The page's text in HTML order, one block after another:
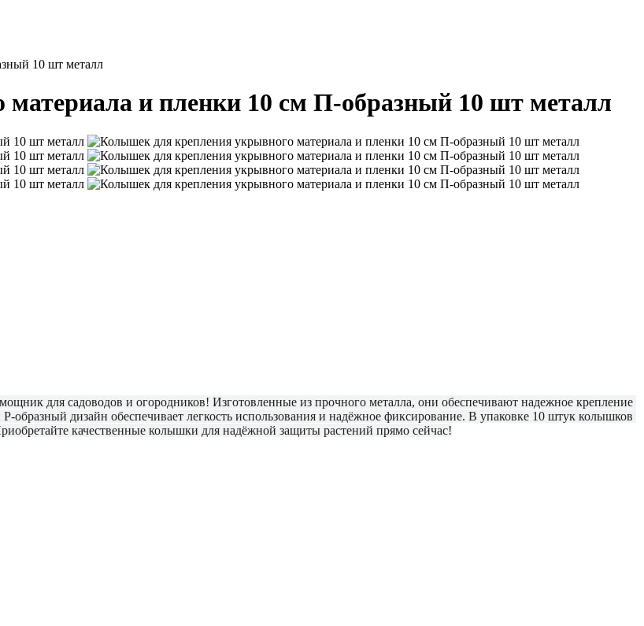
10 шт металл
и пленки 10 см П-образный 10 шт металл
для садоводов и огородников! Изготовленные из прочного металла, они обеспечивают надежное крепление
дизайн обеспечивает легкость использования и надёжное фиксирование. В упаковке 10 штук колышков
качественные колышки для надёжной защиты растений прямо сейчас!